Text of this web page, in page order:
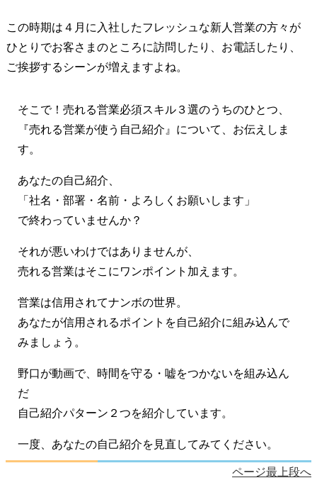
この時期は４月に入社したフレッシュな新人営業の方々が
ひとりでお客さまのところに訪問したり、お電話したり、
ご挨拶するシーンが増えますよね。
そこで！売れる営業必須スキル３選のうちのひとつ、
『売れる営業が使う自己紹介』について、お伝えしま
す。
あなたの自己紹介、
「社名・部署・名前・よろしくお願いします」
で終わっていませんか？
それが悪いわけではありませんが、
売れる営業はそこにワンポイント加えます。
営業は信用されてナンボの世界。
あなたが信用されるポイントを自己紹介に組み込んで
みましょう。
野口が動画で、時間を守る・嘘をつかないを組み込ん
だ
自己紹介パターン２つを紹介しています。
一度、あなたの自己紹介を見直してみてください。
ページ最上段へ